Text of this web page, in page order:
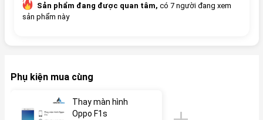
Sản phẩm đang được quan tâm, có 7 người đang xem
sản phẩm này
Phụ kiện mua cùng
Thay màn hình
Oppo F1s